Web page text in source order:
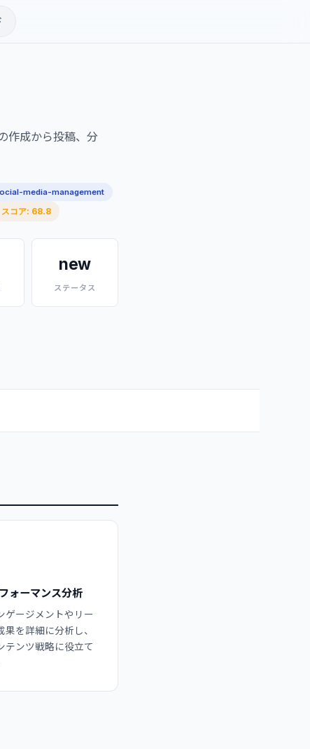
作成から投稿、分
media-management
スコア: 68.8
new
ステータス
ォーマンス分析
ゲージメントやリー
果を詳細に分析し、
テンツ戦略に役立て